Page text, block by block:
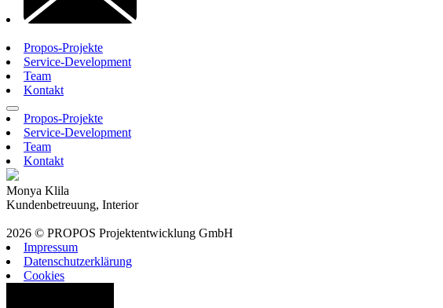
Propos-Projekte
Service-Development
Team
Kontakt
Propos-Projekte
Service-Development
Team
Kontakt
Monya Klila
Kundenbetreuung, Interior
2026 © PROPOS Projektentwicklung GmbH
Impressum
Datenschutzerklärung
Cookies